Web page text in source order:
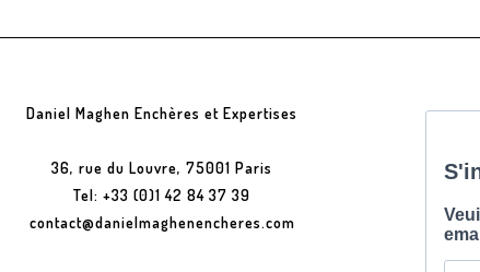
Daniel Maghen Enchères et Expertises
36, rue du Louvre, 75001 Paris
Tel: +33 (0)1 42 84 37 39
contact@danielmaghenencheres.com